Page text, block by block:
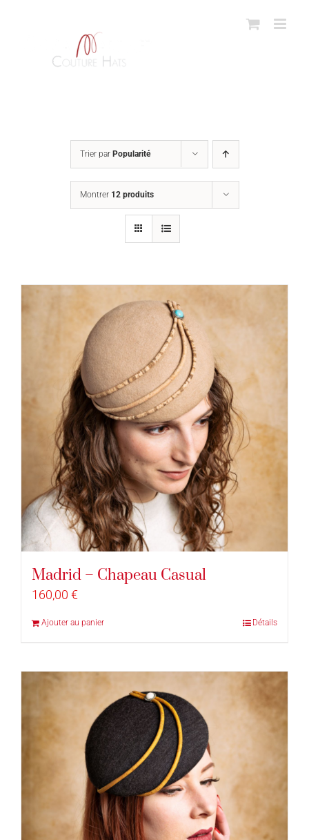
Trier par Popularité
Montrer 12 produits
Madrid – Chapeau Casual
160,00 €
Ajouter au panier Détails